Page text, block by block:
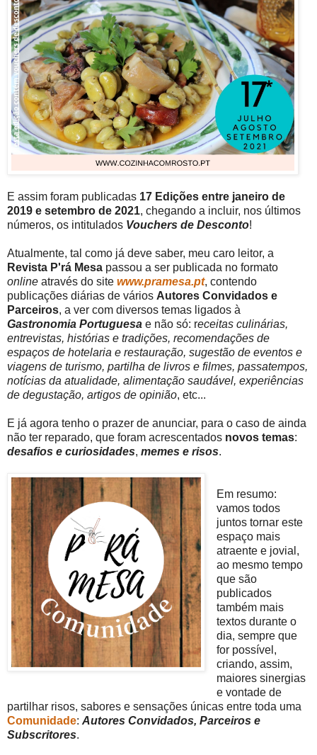
E assim foram publicadas 17 Edições entre janeiro de
2019 e setembro de 2021, chegando a incluir, nos últimos
números, os intitulados Vouchers de Desconto!
Atualmente, tal como já deve saber, meu caro leitor, a
Revista P'rá Mesa passou a ser publicada no formato
online através do site www.pramesa.pt, contendo
publicações diárias de vários Autores Convidados e
Parceiros, a ver com diversos temas ligados à
Gastronomia Portuguesa e não só: receitas culinárias,
entrevistas, histórias e tradições, recomendações de
espaços de hotelaria e restauração, sugestão de eventos e
viagens de turismo, partilha de livros e filmes, passatempos,
notícias da atualidade, alimentação saudável, experiências
de degustação, artigos de opinião, etc...
E já agora tenho o prazer de anunciar, para o caso de ainda
não ter reparado, que foram acrescentados novos temas:
desafios e curiosidades, memes e risos.
Em resumo:
vamos todos
juntos tornar este
espaço mais
atraente e jovial,
ao mesmo tempo
que são
publicados
também mais
textos durante o
dia, sempre que
for possível,
criando, assim,
maiores sinergias
e vontade de
partilhar risos, sabores e sensações únicas entre toda uma
Comunidade: Autores Convidados, Parceiros e
Subscritores.